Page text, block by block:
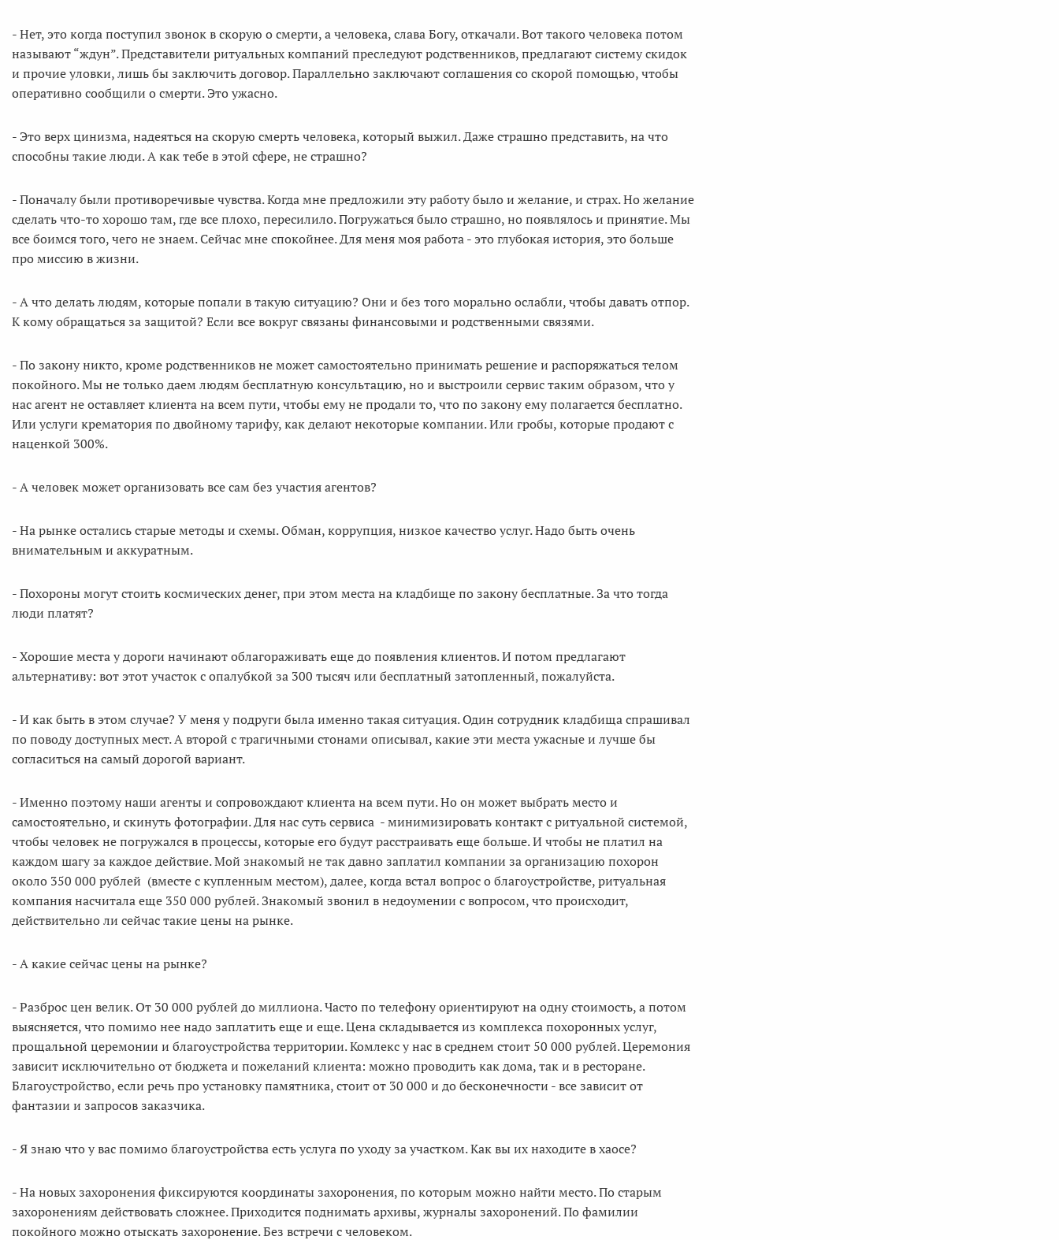
- Нет, это когда поступил звонок в скорую о смерти, а человека, слава Богу, откачали. Вот такого человека потом
называют “ждун”. Представители ритуальных компаний преследуют родственников, предлагают систему скидок
и прочие уловки, лишь бы заключить договор. Параллельно заключают соглашения со скорой помощью, чтобы
оперативно сообщили о смерти. Это ужасно.
- Это верх цинизма, надеяться на скорую смерть человека, который выжил. Даже страшно представить, на что
способны такие люди. А как тебе в этой сфере, не страшно?
- Поначалу были противоречивые чувства. Когда мне предложили эту работу было и желание, и страх. Но желание
сделать что-то хорошо там, где все плохо, пересилило. Погружаться было страшно, но появлялось и принятие. Мы
все боимся того, чего не знаем. Сейчас мне спокойнее. Для меня моя работа - это глубокая история, это больше
про миссию в жизни.
- А что делать людям, которые попали в такую ситуацию? Они и без того морально ослабли, чтобы давать отпор.
К кому обращаться за защитой? Если все вокруг связаны финансовыми и родственными связями.
- По закону никто, кроме родственников не может самостоятельно принимать решение и распоряжаться телом
покойного. Мы не только даем людям бесплатную консультацию, но и выстроили сервис таким образом, что у
нас агент не оставляет клиента на всем пути, чтобы ему не продали то, что по закону ему полагается бесплатно.
Или услуги крематория по двойному тарифу, как делают некоторые компании. Или гробы, которые продают с
наценкой 300%.
- А человек может организовать все сам без участия агентов?
- На рынке остались старые методы и схемы. Обман, коррупция, низкое качество услуг. Надо быть очень
внимательным и аккуратным.
- Похороны могут стоить космических денег, при этом места на кладбище по закону бесплатные. За что тогда
люди платят?
- Хорошие места у дороги начинают облагораживать еще до появления клиентов. И потом предлагают
альтернативу: вот этот участок с опалубкой за 300 тысяч или бесплатный затопленный, пожалуйста.
- И как быть в этом случае? У меня у подруги была именно такая ситуация. Один сотрудник кладбища спрашивал
по поводу доступных мест. А второй с трагичными стонами описывал, какие эти места ужасные и лучше бы
согласиться на самый дорогой вариант.
- Именно поэтому наши агенты и сопровождают клиента на всем пути. Но он может выбрать место и
самостоятельно, и скинуть фотографии. Для нас суть сервиса - минимизировать контакт с ритуальной системой,
чтобы человек не погружался в процессы, которые его будут расстраивать еще больше. И чтобы не платил на
каждом шагу за каждое действие. Мой знакомый не так давно заплатил компании за организацию похорон
около 350 000 рублей (вместе с купленным местом), далее, когда встал вопрос о благоустройстве, ритуальная
компания насчитала еще 350 000 рублей. Знакомый звонил в недоумении с вопросом, что происходит,
действительно ли сейчас такие цены на рынке.
- А какие сейчас цены на рынке?
- Разброс цен велик. От 30 000 рублей до миллиона. Часто по телефону ориентируют на одну стоимость, а потом
выясняется, что помимо нее надо заплатить еще и еще. Цена складывается из комплекса похоронных услуг,
прощальной церемонии и благоустройства территории. Комлекс у нас в среднем стоит 50 000 рублей. Церемония
зависит исключительно от бюджета и пожеланий клиента: можно проводить как дома, так и в ресторане.
Благоустройство, если речь про установку памятника, стоит от 30 000 и до бесконечности - все зависит от
фантазии и запросов заказчика.
- Я знаю что у вас помимо благоустройства есть услуга по уходу за участком. Как вы их находите в хаосе?
- На новых захоронения фиксируются координаты захоронения, по которым можно найти место. По старым
захоронениям действовать сложнее. Приходится поднимать архивы, журналы захоронений. По фамилии
покойного можно отыскать захоронение. Без встречи с человеком.